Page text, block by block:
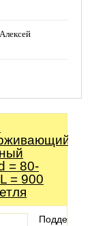
= 80-
= 900